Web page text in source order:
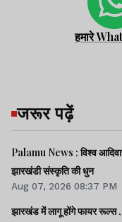
हमारे
जरूर पढ़ें
Palamu News : विश्व
झारखंडी संस्कृति की धुन
Aug 07, 2026 08:37 PM
झारखंड में लागू होंगे फायर रूल्स ,